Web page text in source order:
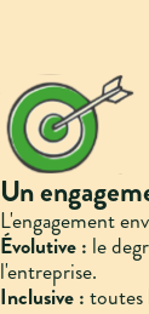
Un
L'engagement
Évolutive : le
l'entreprise.
Inclusive :toutes